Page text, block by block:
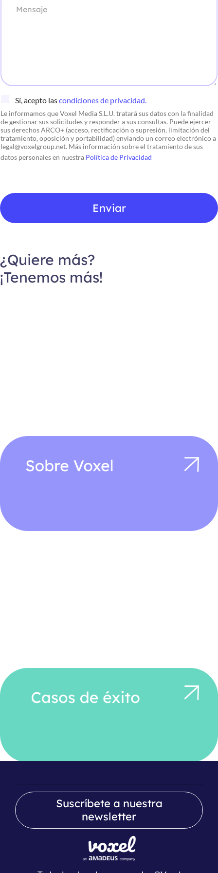
á
t
e
o
s
i
l
l
a
s
e
r
i
a
c
i
ó
Sí, acepto lascondiciones de privacidad.
Le informamos que Voxel Media S.L.U. tratará sus datos con la finalidad
de gestionar sus solicitudes y responder a sus consultas. Puede ejercer
sus derechos ARCO+ (acceso, rectificación o supresión, limitación del
tratamiento, oposición y portabilidad) enviando un correo electrónico a
legal@voxelgroup.net. Más información sobre el tratamiento de sus
datos personales en nuestra Política de Privacidad
Enviar
¿Quiere más?
¡Tenemos más!
Suscríbete a nuestra
newsletter